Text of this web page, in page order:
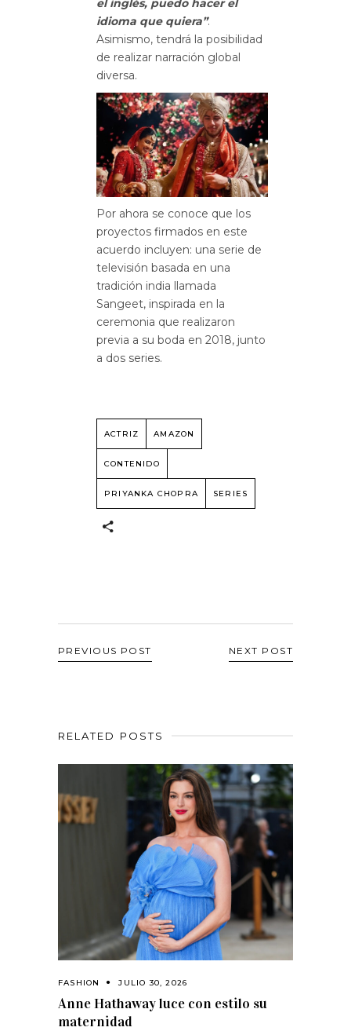
idioma que quiera”.
Asimismo, tendrá la posibilidad
de realizar narración global
diversa.
Por ahora se conoce que los
proyectos firmados en este
acuerdo incluyen: una serie de
televisión basada en una
tradición india llamada
Sangeet, inspirada en la
ceremonia que realizaron
previa a su boda en 2018, junto
a dos series.
ACTRIZ AMAZON
CONTENIDO
PRIYANKA CHOPRA SERIES
PREVIOUS POST NEXT POST
RELATED POSTS
FASHION JULIO 30, 2026
Anne Hathaway luce con estilo su
maternidad